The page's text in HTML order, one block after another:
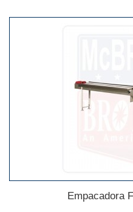
Empacadora